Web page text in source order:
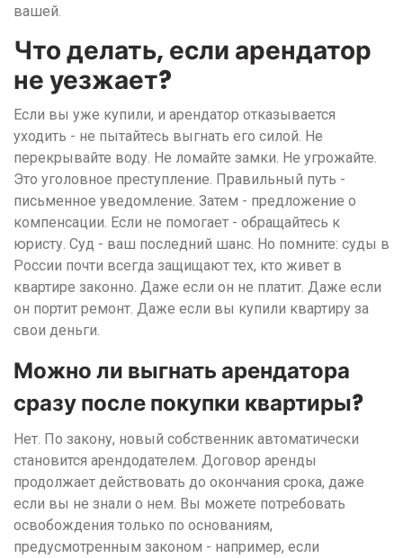
вашей.
Что делать, если арендатор
не уезжает?
Если вы уже купили, и арендатор отказывается
уходить - не пытайтесь выгнать его силой. Не
перекрывайте воду. Не ломайте замки. Не угрожайте.
Это уголовное преступление. Правильный путь -
письменное уведомление. Затем - предложение о
компенсации. Если не помогает - обращайтесь к
юристу. Суд - ваш последний шанс. Но помните: суды в
России почти всегда защищают тех, кто живет в
квартире законно. Даже если он не платит. Даже если
он портит ремонт. Даже если вы купили квартиру за
свои деньги.
Можно ли выгнать арендатора
сразу после покупки квартиры?
Нет. По закону, новый собственник автоматически
становится арендодателем. Договор аренды
продолжает действовать до окончания срока, даже
если вы не знали о нем. Вы можете потребовать
освобождения только по основаниям,
предусмотренным законом - например, если